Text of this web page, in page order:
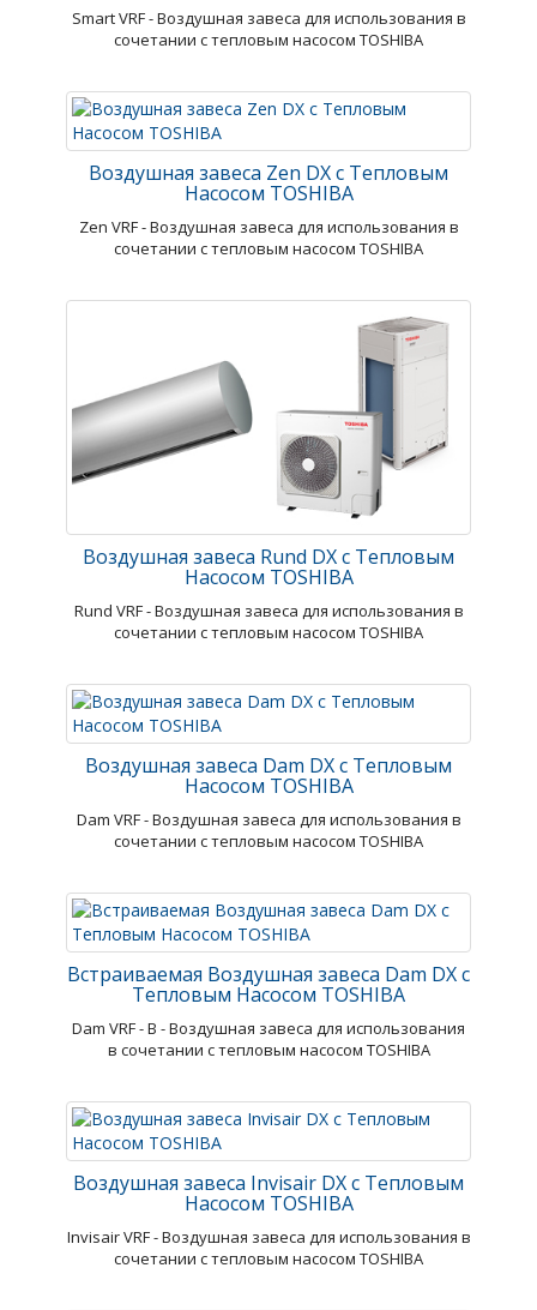
Smart VRF - Воздушная завеса для использования в
сочетании с тепловым насосом TOSHIBA
Воздушная завеса Zen DX с Тепловым
Насосом TOSHIBA
Zen VRF - Воздушная завеса для использования в
сочетании с тепловым насосом TOSHIBA
Воздушная завеса Rund DX с Тепловым
Насосом TOSHIBA
Rund VRF - Воздушная завеса для использования в
сочетании с тепловым насосом TOSHIBA
Воздушная завеса Dam DX с Тепловым
Насосом TOSHIBA
Dam VRF - Воздушная завеса для использования в
сочетании с тепловым насосом TOSHIBA
Встраиваемая Воздушная завеса Dam DX с
Тепловым Насосом TOSHIBA
Dam VRF - В - Воздушная завеса для использования
в сочетании с тепловым насосом TOSHIBA
Воздушная завеса Invisair DX с Тепловым
Насосом TOSHIBA
Invisair VRF - Воздушная завеса для использования в
сочетании с тепловым насосом TOSHIBA